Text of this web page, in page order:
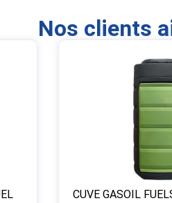
Nos clients
CUVE GASOIL